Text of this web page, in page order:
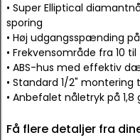
• Super Elliptical
sporing
• Høj udgangsspænding
• Frekvensområde fra 10 til
• ABS-hus med effektiv
• Standard 1/2"
• Anbefalet nåletryk på
Få flere detaljer fra